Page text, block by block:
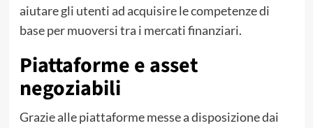
aiutare gli utenti ad acquisire le competenze di
base per muoversi tra i mercati finanziari.
Piattaforme e asset
negoziabili
Grazie alle piattaforme messe a disposizione dai